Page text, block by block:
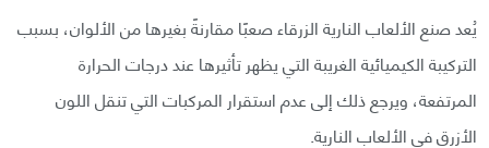
يُعد صنع الألعاب النارية الزرقاء صعبًا مقارنةً بغيرها من الألوان، بسبب
التركيبة الكيميائية الغريبة التي يظهر تأثيرها عند درجات الحرارة
المرتفعة، ويرجع ذلك إلى عدم استقرار المركبات التي تنقل اللون
الأزرق في الألعاب النارية.